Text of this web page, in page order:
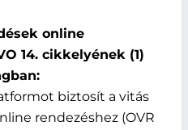
online
14. cikkelyének (1)
biztosít a vitás
rendezéshez (OVR